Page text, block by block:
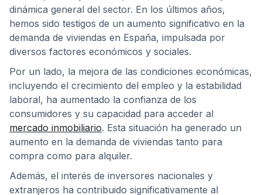
dinámica general del sector. En los últimos años,
hemos sido testigos de un aumento significativo en la
demanda de viviendas en España, impulsada por
diversos factores económicos y sociales.
Por un lado, la mejora de las condiciones económicas,
incluyendo el crecimiento del empleo y la estabilidad
laboral, ha aumentado la confianza de los
consumidores y su capacidad para acceder al
mercado inmobiliario. Esta situación ha generado un
aumento en la demanda de viviendas tanto para
compra como para alquiler.
Además, el interés de inversores nacionales y
extranjeros ha contribuido significativamente al